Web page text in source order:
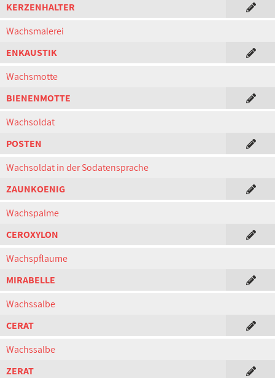
KERZENHALTER
Wachsmalerei
ENKAUSTIK
Wachsmotte
BIENENMOTTE
Wachsoldat
POSTEN
Wachsoldat in der Sodatensprache
ZAUNKOENIG
Wachspalme
CEROXYLON
Wachspflaume
MIRABELLE
Wachssalbe
CERAT
Wachssalbe
ZERAT